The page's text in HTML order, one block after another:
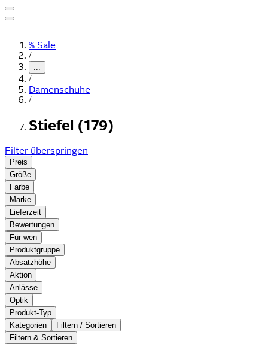
% Sale
/
...
/
Damenschuhe
/
Stiefel (179)
Filter überspringen
Preis
Größe
Farbe
Marke
Lieferzeit
Bewertungen
Für wen
Produktgruppe
Absatzhöhe
Aktion
Anlässe
Optik
Produkt-Typ
Kategorien
Filtern / Sortieren
Filtern & Sortieren